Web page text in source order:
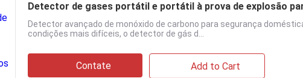
Detector de gases portátil e portátil à prova de explosão
Detector avançado de monóxido de carbono para segurança
condições mais difíceis, o detector de gás d...
Contate Add to Cart